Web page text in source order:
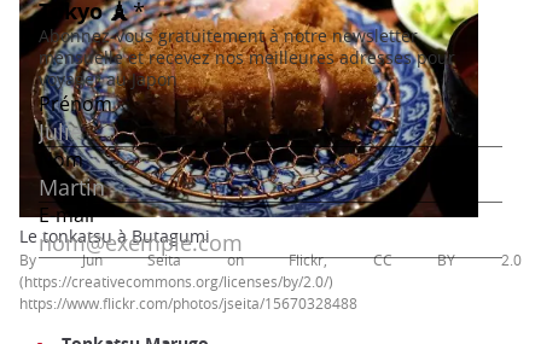
Le tonkatsu à Butagumi
By Jun Seita on Flickr, CC BY 2.0
(https://creativecommons.org/licenses/by/2.0/)
https://www.flickr.com/photos/jseita/15670328488